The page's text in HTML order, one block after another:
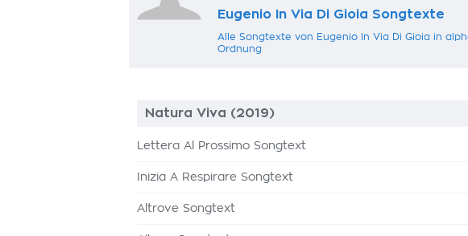
Eugenio In Via Di Gioia Songtexte
Alle Songtexte von Eugenio In Via Di Gioia in
Ordnung
Natura Viva (2019)
Lettera Al Prossimo Songtext
Inizia A Respirare Songtext
Altrove Songtext